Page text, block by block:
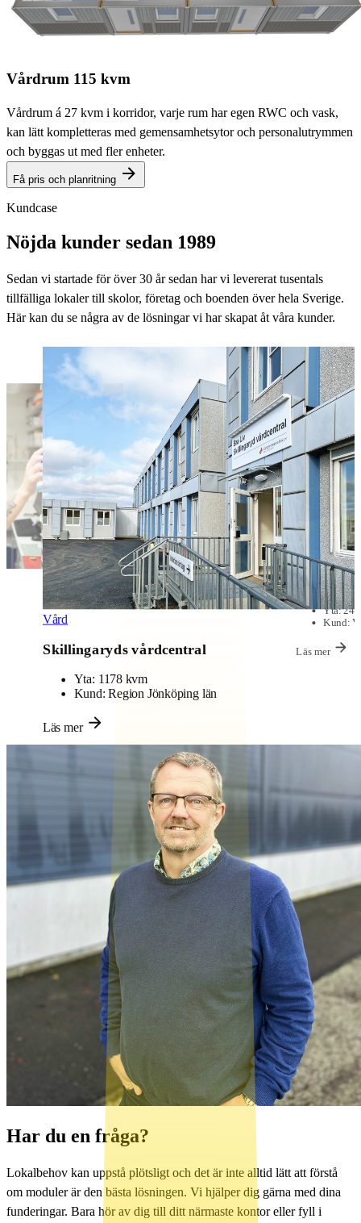
Vårdrum 115 kvm
Vårdrum á 27 kvm i korridor, varje rum har egen RWC och vask,
kan lätt kompletteras med gemensamhetsytor och personalutrymmen
och byggas ut med fler enheter.
Få pris och planritning
Kundcase
Nöjda kunder sedan 1989
Sedan vi startade för över 30 år sedan har vi levererat tusentals
tillfälliga lokaler till skolor, företag och boenden över hela Sverige.
Här kan du se några av de lösningar vi har skapat åt våra kunder.
Vård
Skillingaryds vårdcentral
Yta: 1178 kvm
Kund: Region Jönköping län
Läs mer
Vård
Östra
Yta:
Kund:
Läs mer
Har du en fråga?
Lokalbehov kan uppstå plötsligt och det är inte alltid lätt att förstå
om moduler är den bästa lösningen. Vi hjälper dig gärna med dina
funderingar. Bara hör av dig till ditt närmaste kontor eller fyll i